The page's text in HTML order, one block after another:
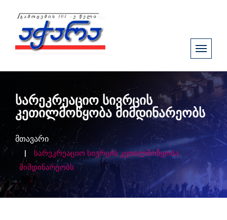
სარეკრეაციო სივრცის
კეთილმოწყობა მიმდინარეობს
მთავარი
სარეკრეაციო სივრცის კეთილმოწყობა
მიმდინარეობს